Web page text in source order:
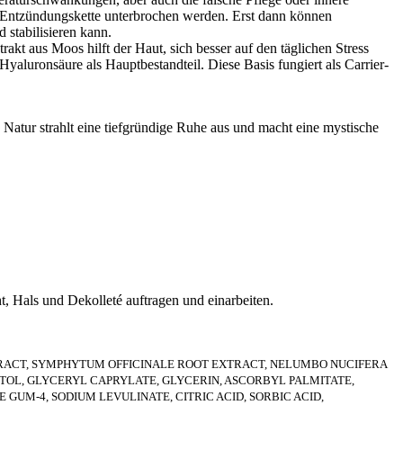
unterbrochen werden. Erst dann können
stabilisieren kann.
aus Moos hilft der Haut, sich besser auf den täglichen Stress
als Hauptbestandteil. Diese Basis fungiert als Carrier-
strahlt eine tiefgründige Ruhe aus und macht eine mystische
Hals und Dekolleté auftragen und einarbeiten.
SYMPHYTUM OFFICINALE ROOT EXTRACT, NELUMBO NUCIFERA
GLYCERYL CAPRYLATE, GLYCERIN, ASCORBYL PALMITATE,
4, SODIUM LEVULINATE, CITRIC ACID, SORBIC ACID,